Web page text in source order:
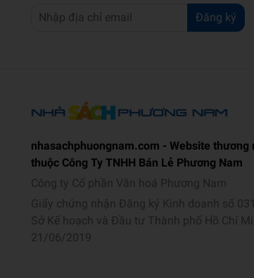
Đăng ký
nhasachphuongnam.com - Website thương
thuộc Công Ty TNHH Bán Lẻ Phương Nam
Công ty Cổ phần Văn hoá Phương Nam
Giấy chứng nhận Đăng ký Kinh doanh số
Sở Kế hoạch và Đầu tư Thành phố Hồ Chí
21/06/2019